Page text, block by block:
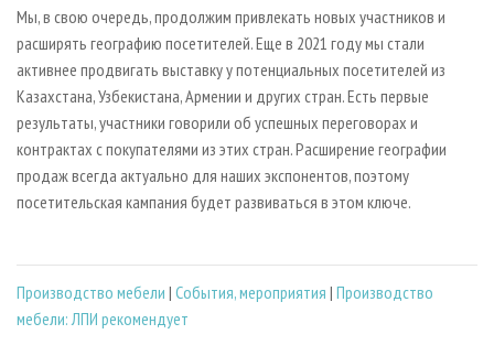
Мы, в свою очередь, продолжим привлекать новых участников и
расширять географию посетителей. Еще в 2021 году мы стали
активнее продвигать выставку у потенциальных посетителей из
Казахстана, Узбекистана, Армении и других стран. Есть первые
результаты, участники говорили об успешных переговорах и
контрактах с покупателями из этих стран. Расширение географии
продаж всегда актуально для наших экспонентов, поэтому
посетительская кампания будет развиваться в этом ключе.
Производство мебели | События, мероприятия | Производство
мебели: ЛПИ рекомендует